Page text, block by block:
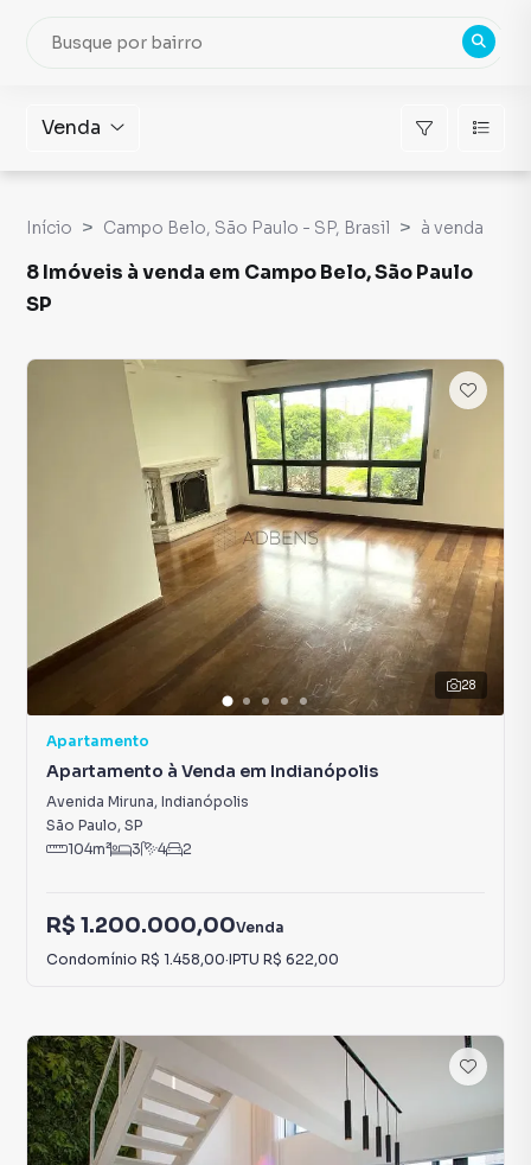
Venda
Início Campo Belo, São Paulo - SP, Brasil à venda
8 Imóveis à venda em Campo Belo, São Paulo
SP
28
Apartamento
Apartamento à Venda em Indianópolis
Avenida Miruna, Indianópolis
São Paulo, SP
104m² 3 4 2
R$ 1.200.000,00Venda
Condomínio R$ 1.458,00·IPTU R$ 622,00